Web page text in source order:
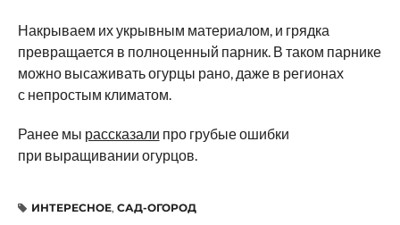
Накрываем их укрывным материалом, и грядка
превращается в полноценный парник. В таком парнике
можно высаживать огурцы рано, даже в регионах
с непростым климатом.
Ранее мы рассказали про грубые ошибки
при выращивании огурцов.
ИНТЕРЕСНОЕ, САД-ОГОРОД